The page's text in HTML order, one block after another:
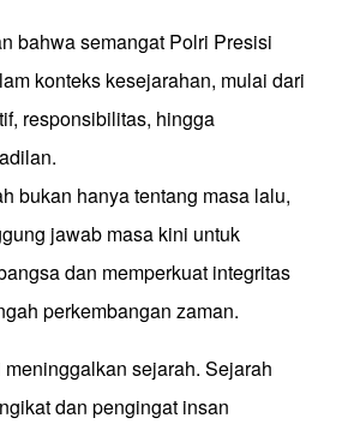
bahwa semangat Polri Presisi
konteks kesejarahan, mulai dari
responsibilitas, hingga
bukan hanya tentang masa lalu,
jawab masa kini untuk
dan memperkuat integritas
perkembangan zaman.
sejarah. Sejarah
dan pengingat insan